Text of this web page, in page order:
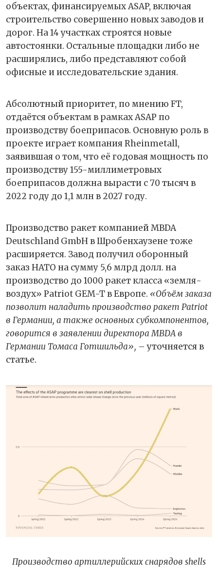
объектах, финансируемых ASAP, включая
строительство совершенно новых заводов и
дорог. На 14 участках строятся новые
автостоянки. Остальные площадки либо не
расширялись, либо представляют собой
офисные и исследовательские здания.
Абсолютный приоритет, по мнению FT,
отдаётся объектам в рамках ASAP по
производству боеприпасов. Основную роль в
проекте играет компания Rheinmetall,
заявившая о том, что её годовая мощность по
производству 155-миллиметровых
боеприпасов должна вырасти с 70 тысяч в
2022 году до 1,1 млн в 2027 году.
Производство ракет компанией MBDA
Deutschland GmbH в Шробенхаузене тоже
расширяется. Завод получил оборонный
заказ НАТО на сумму 5,6 млрд долл. на
производство до 1000 ракет класса «земля-
воздух» Patriot GEM-T в Европе. «Объём заказа
позволит наладить производство ракет Patriot
в Германии, а также основных субкомпонентов,
говорится в заявлении директора MBDA в
Германии Томаса Готшильда», – уточняется в
статье.
Производство артиллерийских снарядов shells